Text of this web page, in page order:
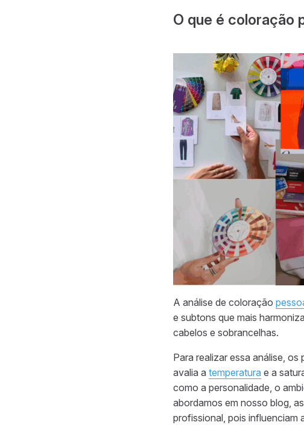
O que é coloração
A análise de coloração
e subtons que mais
cabelos e sobrancelhas.
Para realizar essa análise,
avalia a temperatura e a
como a personalidade, o
abordamos em nosso blog,
profissional, pois influenciam